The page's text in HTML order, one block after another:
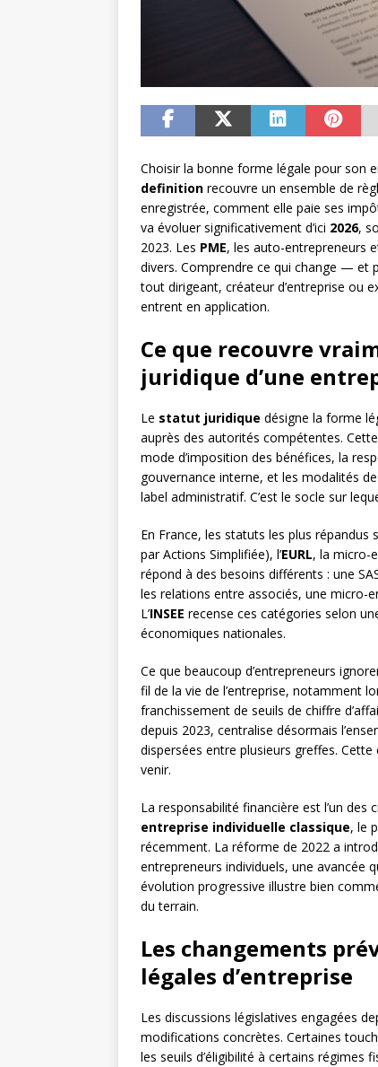
Choisir la bonne forme légale pour son
definition recouvre un ensemble de
enregistrée, comment elle paie ses
va évoluer significativement d’ici 2026,
2023. Les PME, les auto-entrepreneurs
divers. Comprendre ce qui change — et
tout dirigeant, créateur d’entreprise ou
entrent en application.
Ce que recouvre
juridique d’une
Le statut juridique désigne la forme
auprès des autorités compétentes.
mode d’imposition des bénéfices, la
gouvernance interne, et les modalités
label administratif. C’est le socle sur
En France, les statuts les plus répandus
par Actions Simplifiée), l’EURL, la micro-
répond à des besoins différents : une
les relations entre associés, une micro-
L’INSEE recense ces catégories selon
économiques nationales.
Ce que beaucoup d’entrepreneurs
fil de la vie de l’entreprise, notamment
franchissement de seuils de chiffre
depuis 2023, centralise désormais
dispersées entre plusieurs greffes.
venir.
La responsabilité financière est l’un des
entreprise individuelle classique, le
récemment. La réforme de 2022 a
entrepreneurs individuels, une avancée
évolution progressive illustre bien
du terrain.
Les changements
légales d’entreprise
Les discussions législatives engagées
modifications concrètes. Certaines
les seuils d’éligibilité à certains régimes